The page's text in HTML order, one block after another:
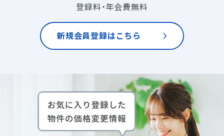
登録料・年会費無料
新規会員登録はこちら